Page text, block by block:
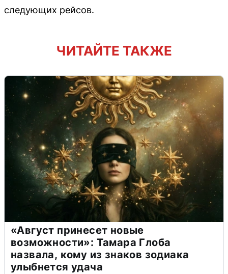
следующих рейсов.
ЧИТАЙТЕ ТАКЖЕ
«Август принесет новые
возможности»: Тамара Глоба
назвала, кому из знаков зодиака
улыбнется удача